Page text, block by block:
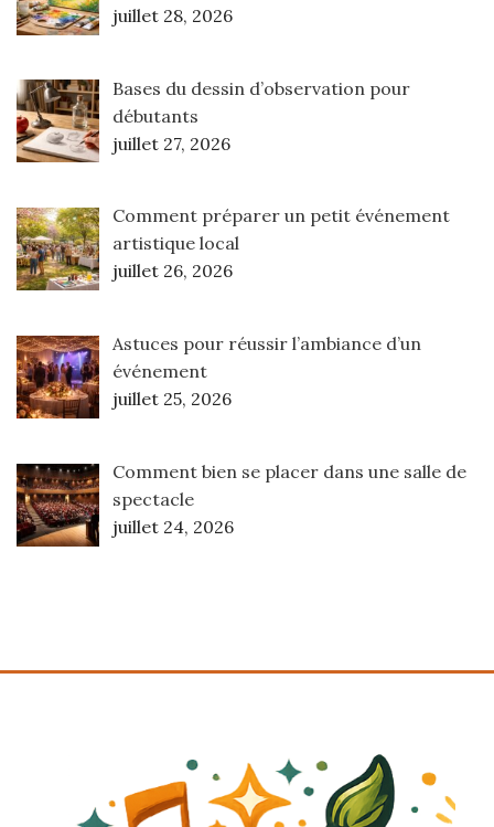
juillet 28, 2026
Bases du dessin d’observation pour
débutants
juillet 27, 2026
Comment préparer un petit événement
artistique local
juillet 26, 2026
Astuces pour réussir l’ambiance d’un
événement
juillet 25, 2026
Comment bien se placer dans une salle de
spectacle
juillet 24, 2026